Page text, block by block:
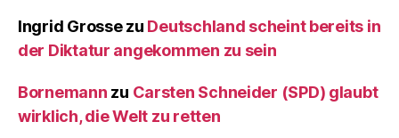
Ingrid Grossezu Deutschland scheint bereits in
der Diktatur angekommen zu sein
Bornemann zu Carsten Schneider (SPD) glaubt
wirklich, die Welt zu retten